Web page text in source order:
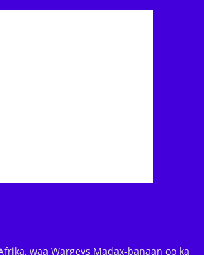
waa Wargeys Madax-banaan oo ka